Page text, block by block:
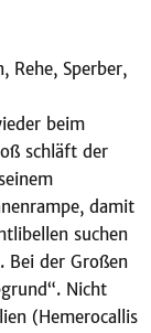
Rehe, Sperber,
beim
schläft der
damit
suchen
Bei der Großen
Nicht
(Hemerocallis